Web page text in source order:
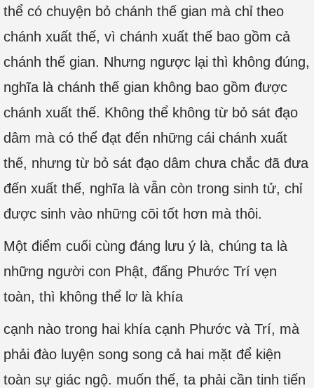
thể có chuyện bỏ chánh thế gian mà chỉ theo
chánh xuất thế, vì chánh xuất thế bao gồm cả
chánh thế gian. Nhưng ngược lại thì không đúng,
nghĩa là chánh thế gian không bao gồm được
chánh xuất thế. Không thể không từ bỏ sát đạo
dâm mà có thể đạt đến những cái chánh xuất
thế, nhưng từ bỏ sát đạo dâm chưa chắc đã đưa
đến xuất thế, nghĩa là vẫn còn trong sinh tử, chỉ
được sinh vào những cõi tốt hơn mà thôi.
Một điểm cuối cùng đáng lưu ý là, chúng ta là
những người con Phật, đấng Phước Trí vẹn
toàn, thì không thể lơ là khía
cạnh nào trong hai khía cạnh Phước và Trí, mà
phải đào luyện song song cả hai mặt để kiện
toàn sự giác ngộ. muốn thế, ta phải cần tinh tiến